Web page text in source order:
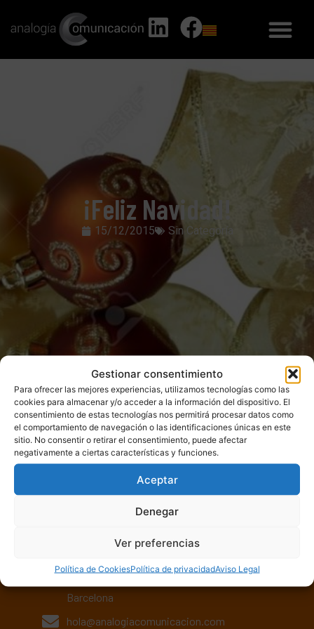
Gestionar consentimiento
Para ofrecer las mejores experiencias, utilizamos tecnologías como las
cookies para almacenar y/o acceder a la información del dispositivo. El
consentimiento de estas tecnologías nos permitirá procesar datos como
el comportamiento de navegación o las identificaciones únicas en este
sitio. No consentir o retirar el consentimiento, puede afectar
negativamente a ciertas características y funciones.
Aceptar
Denegar
Ver preferencias
Política de CookiesPolítica de privacidadAviso Legal
¡Feliz Navidad!
15/12/2015 Sin Categoría
Analogía Comunicación Digital
Isaac Peral, 32
Barcelona
hola@analogiacomunicacion.com